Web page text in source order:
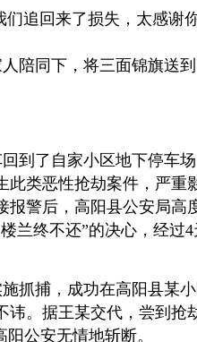
追回来了损失，太感谢
陪同下，将三面锦旗送
到了自家小区地下停车
此类恶性抢劫案件，严重
报警后，高阳县公安局高
兰终不还”的决心，经过
抓捕，成功在高阳县某小
。 据王某交代，尝到抢
公安无情地斩断。